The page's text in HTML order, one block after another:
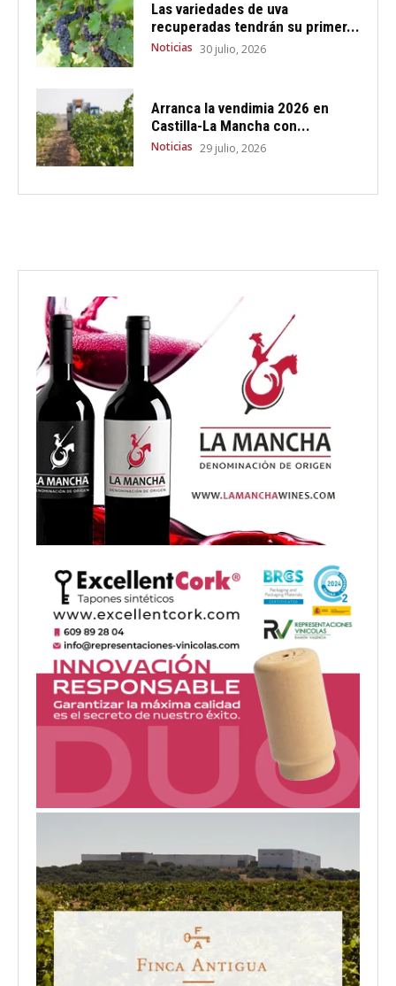
Las variedades de uva
recuperadas tendrán su primer...
Noticias 30 julio, 2026
Arranca la vendimia 2026 en
Castilla-La Mancha con...
Noticias 29 julio, 2026